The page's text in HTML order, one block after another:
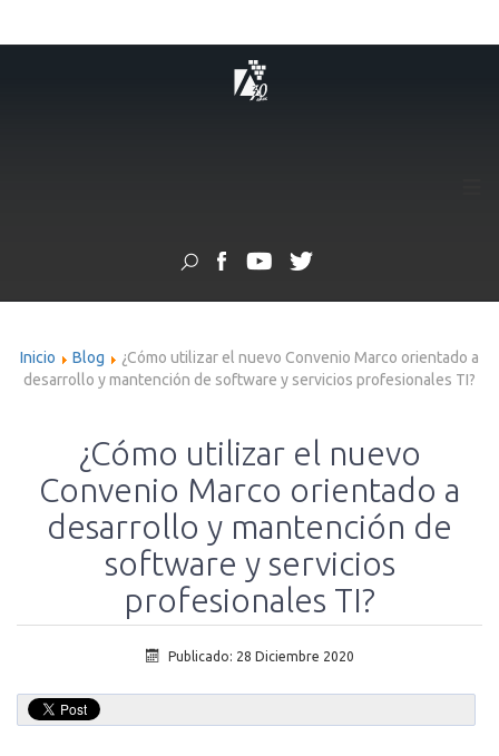
Inicio Blog
¿Cómo utilizar el nuevo Convenio Marco orientado a
desarrollo y mantención de software y servicios profesionales TI?
¿Cómo utilizar el nuevo
Convenio Marco orientado a
desarrollo y mantención de
software y servicios
profesionales TI?
Publicado: 28 Diciembre 2020